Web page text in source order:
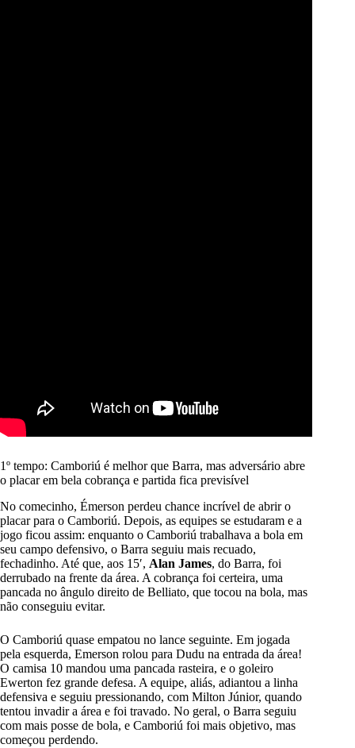
1º tempo: Camboriú é melhor que Barra, mas adversário abre
o placar em bela cobrança e partida fica previsível
No comecinho, Émerson perdeu chance incrível de abrir o
placar para o Camboriú. Depois, as equipes se estudaram e a
jogo ficou assim: enquanto o Camboriú trabalhava a bola em
seu campo defensivo, o Barra seguiu mais recuado,
fechadinho. Até que, aos 15′, Alan James, do Barra, foi
derrubado na frente da área. A cobrança foi certeira, uma
pancada no ângulo direito de Belliato, que tocou na bola, mas
não conseguiu evitar.
O Camboriú quase empatou no lance seguinte. Em jogada
pela esquerda, Emerson rolou para Dudu na entrada da área!
O camisa 10 mandou uma pancada rasteira, e o goleiro
Ewerton fez grande defesa. A equipe, aliás, adiantou a linha
defensiva e seguiu pressionando, com Milton Júnior, quando
tentou invadir a área e foi travado. No geral, o Barra seguiu
com mais posse de bola, e Camboriú foi mais objetivo, mas
começou perdendo.